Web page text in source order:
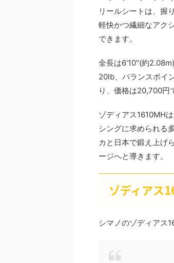
リールシートは、握
軽快かつ繊細なアク
できます。
全長は6'10"(約
20lb、バランスポイ
り、価格は20,700円
ゾディアス1610MH
シングに求められる
カと日本で鍛え上げ
ージへと導きます。
ゾディアス
シマノのゾディアス